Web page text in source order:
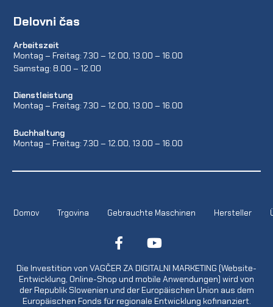
Delovni čas
Arbeitszeit
Montag – Freitag: 7.30 – 12.00, 13.00 – 16.00
Samstag: 8.00 – 12.00
Dienstleistung
Montag – Freitag: 7.30 – 12.00, 13.00 – 16.00
Buchhaltung
Montag – Freitag: 7.30 – 12.00, 13.00 – 16.00
Domov Trgovina Gebrauchte Maschinen Hersteller
Die Investition von VAGČER ZA DIGITALNI MARKETING (Website-
Entwicklung, Online-Shop und mobile Anwendungen) wird von
der Republik Slowenien und der Europäischen Union aus dem
Europäischen Fonds für regionale Entwicklung kofinanziert.